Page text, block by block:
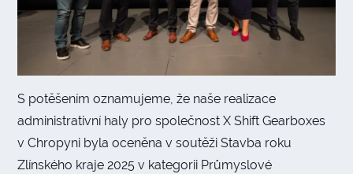
S potěšením oznamujeme, že naše realizace
administrativní haly pro společnost X Shift Gearboxes
v Chropyni byla oceněna v soutěži Stavba roku
Zlínského kraje 2025 v kategorii Průmyslové